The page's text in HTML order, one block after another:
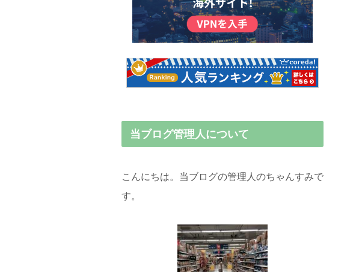
当ブログ管理人について
こんにちは。当ブログの管理人のちゃんすみで
す。